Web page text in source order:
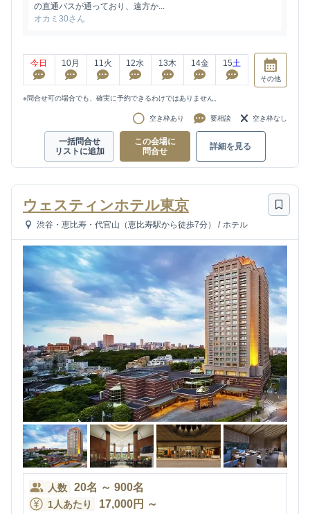
の直通バスが通っており、遠方か...
オカミ30さん
今日 10月 11火 12水 13木 14金 15土
その他
※問合せ可の場合でも、確実に予約できるわけではありません。
空き枠あり 要相談 空き枠なし
一括問合せ
リストに追加
この会場に
問合せ
詳細を見る
ウェスティンホテル東京
渋谷・恵比寿・代官山（恵比寿駅から徒歩7分） / ホテル
人数 20名 ～ 900名
1人あたり 17,000円 ～